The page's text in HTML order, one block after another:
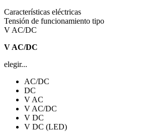
Características eléctricas
Tensión de funcionamiento tipo
V AC/DC
V AC/DC
elegir...
AC/DC
DC
V AC
V AC/DC
V DC
V DC (LED)